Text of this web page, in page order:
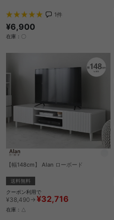
1件
¥6,900
在庫：〇
【幅148cm】 Alan ローボード
送料無料
クーポン利用で
¥38,490→ ¥32,716
在庫：△